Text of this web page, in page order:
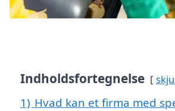
Indholdsfortegnelse
1) Hvad kan et firma med